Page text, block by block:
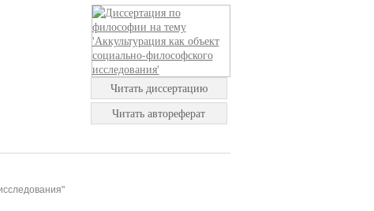
Читать диссертацию
Читать автореферат